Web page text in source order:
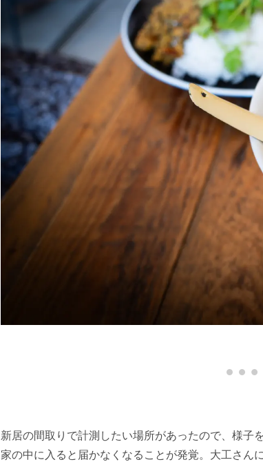
新居の間取りで計測したい場所があったので、様子
家の中に入ると届かなくなることが発覚。大工さん